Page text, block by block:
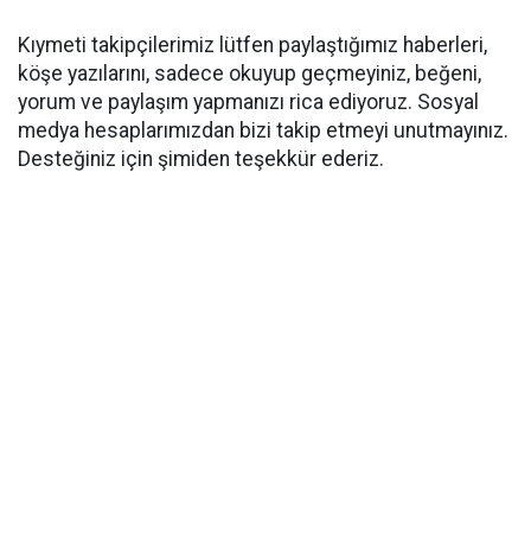
Kıymeti takipçilerimiz lütfen paylaştığımız haberleri,
köşe yazılarını, sadece okuyup geçmeyiniz, beğeni,
yorum ve paylaşım yapmanızı rica ediyoruz. Sosyal
medya hesaplarımızdan bizi takip etmeyi unutmayınız.
Desteğiniz için şimiden teşekkür ederiz.